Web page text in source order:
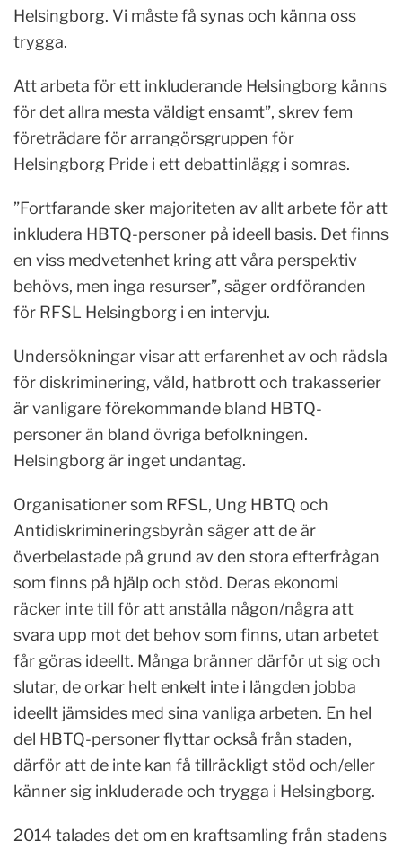
Helsingborg. Vi måste få synas och känna oss
trygga.
Att arbeta för ett inkluderande Helsingborg känns
för det allra mesta väldigt ensamt”, skrev fem
företrädare för arrangörsgruppen för
Helsingborg Pride i ett debattinlägg i somras.
”Fortfarande sker majoriteten av allt arbete för att
inkludera HBTQ-personer på ideell basis. Det finns
en viss medvetenhet kring att våra perspektiv
behövs, men inga resurser”, säger ordföranden
för RFSL Helsingborg i en intervju.
Undersökningar visar att erfarenhet av och rädsla
för diskriminering, våld, hatbrott och trakasserier
är vanligare förekommande bland HBTQ-
personer än bland övriga befolkningen.
Helsingborg är inget undantag.
Organisationer som RFSL, Ung HBTQ och
Antidiskrimineringsbyrån säger att de är
överbelastade på grund av den stora efterfrågan
som finns på hjälp och stöd. Deras ekonomi
räcker inte till för att anställa någon/några att
svara upp mot det behov som finns, utan arbetet
får göras ideellt. Många bränner därför ut sig och
slutar, de orkar helt enkelt inte i längden jobba
ideellt jämsides med sina vanliga arbeten. En hel
del HBTQ-personer flyttar också från staden,
därför att de inte kan få tillräckligt stöd och/eller
känner sig inkluderade och trygga i Helsingborg.
2014 talades det om en kraftsamling från stadens